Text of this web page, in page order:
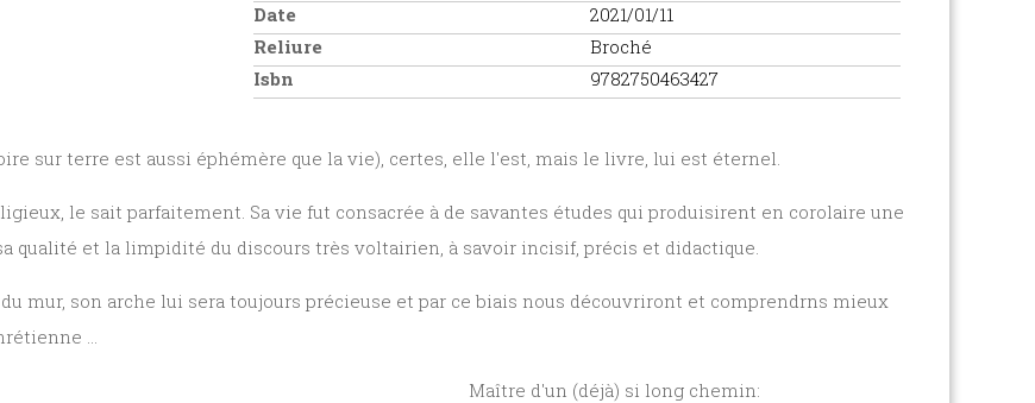
Date
2021/01/11
Reliure
Broché
Isbn
9782750463427
sur terre est aussi éphémère que la vie), certes, elle l'est, mais le livre, lui est éternel.
le sait parfaitement. Sa vie fut consacrée à de savantes études qui produisirent en corolaire une
qualité et la limpidité du discours très voltairien, à savoir incisif, précis et didactique.
mur, son arche lui sera toujours précieuse et par ce biais nous découvriront et comprendrns mieux
...
Maître d'un (déjà) si long chemin: